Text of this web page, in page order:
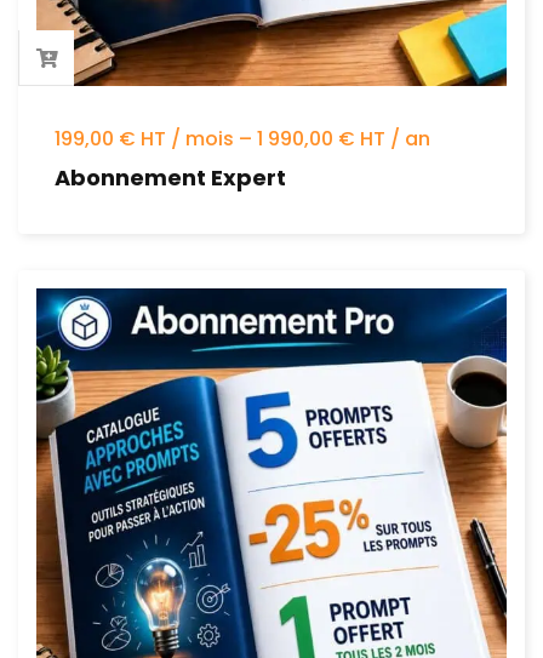
199,00 € HT / mois – 1 990,00 € HT / an
Abonnement Expert